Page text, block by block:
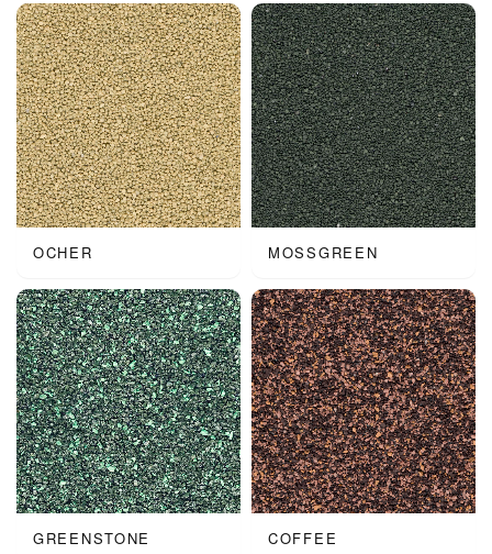
OCHER MOSSGREEN
GREENSTONE COFFEE